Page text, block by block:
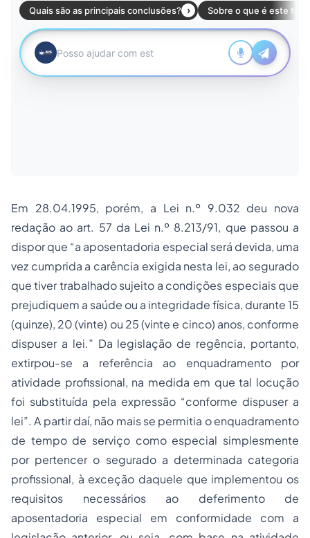
Em 28.04.1995, porém, a Lei n.º 9.032 deu nova
redação ao art. 57 da Lei n.º 8.213/91, que passou a
dispor que “a aposentadoria especial será devida, uma
vez cumprida a carência exigida nesta lei, ao segurado
que tiver trabalhado sujeito a condições especiais que
prejudiquem a saúde ou a integridade física, durante 15
(quinze), 20 (vinte) ou 25 (vinte e cinco) anos, conforme
dispuser a lei.” Da legislação de regência, portanto,
extirpou-se a referência ao enquadramento por
atividade profissional, na medida em que tal locução
foi substituída pela expressão “conforme dispuser a
lei”. A partir daí, não mais se permitia o enquadramento
de tempo de serviço como especial simplesmente
por pertencer o segurado a determinada categoria
profissional, à exceção daquele que implementou os
requisitos necessários ao deferimento de
aposentadoria especial em conformidade com a